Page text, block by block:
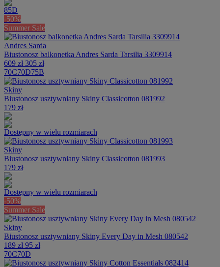
85D
-50%
Summer Sale
Andres Sarda
Biustonosz balkonetka Andres Sarda Tarsilia 3309914
609 zł 305 zł
70C70D75B
Skiny
Biustonosz usztywniany Skiny Classicotton 081992
179 zł
Dostępny w wielu rozmiarach
Skiny
Biustonosz usztywniany Skiny Classicotton 081993
179 zł
Dostępny w wielu rozmiarach
-50%
Summer Sale
Skiny
Biustonosz usztywniany Skiny Every Day in Mesh 080542
189 zł 95 zł
70C70D